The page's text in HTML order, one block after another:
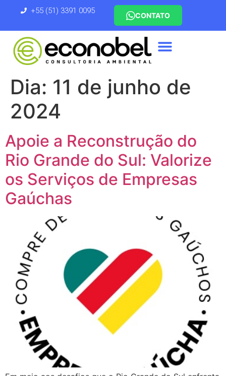
+55 (51) 3391 0095
CONTATO
Dia: 11 de junho de
2024
Apoie a Reconstrução do
Rio Grande do Sul: Valorize
os Serviços de Empresas
Gaúchas